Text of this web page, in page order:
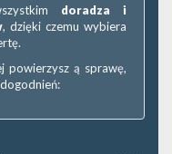
doradza i
, dzięki czemu wybiera
powierzysz ą sprawę,